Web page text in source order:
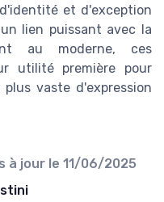
et d'exception
lien puissant avec la
au moderne, ces
utilité première pour
vaste d'expression
à jour le 11/06/2025